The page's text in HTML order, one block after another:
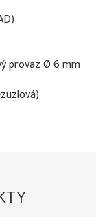
provaz Ø 6 mm